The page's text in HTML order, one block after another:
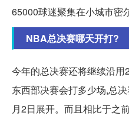
65000球迷聚集在小城市密
NBA总决赛哪天开打?
今年的总决赛还将继续沿
东西部决赛会打多少场,总
月2日展开。而且相比于之